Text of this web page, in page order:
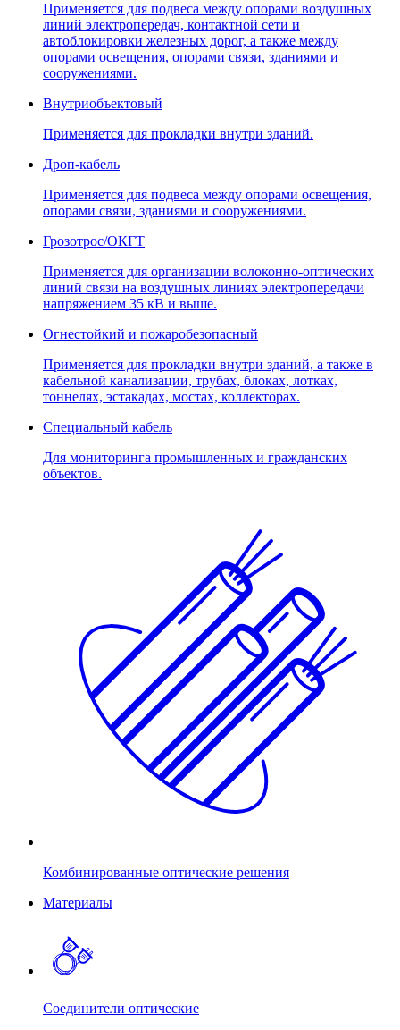
Применяется для подвеса между опорами воздушных
линий электропередач, контактной сети и
автоблокировки железных дорог, а также между
опорами освещения, опорами связи, зданиями и
сооружениями.
Внутриобъектовый
Применяется для прокладки внутри зданий.
Дроп-кабель
Применяется для подвеса между опорами освещения,
опорами связи, зданиями и сооружениями.
Грозотрос/ОКГТ
Применяется для организации волоконно-оптических
линий связи на воздушных линиях электропередачи
напряжением 35 кВ и выше.
Огнестойкий и пожаробезопасный
Применяется для прокладки внутри зданий, а также в
кабельной канализации, трубах, блоках, лотках,
тоннелях, эстакадах, мостах, коллекторах.
Специальный кабель
Для мониторинга промышленных и гражданских
объектов.
Комбинированные оптические решения
Материалы
Соединители оптические